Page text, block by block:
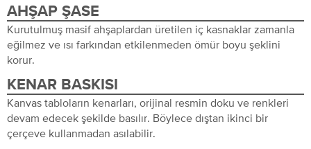
AHŞAP ŞASE
Kurutulmuş masif ahşaplardan üretilen iç kasnaklar zamanla
eğilmez ve ısı farkından etkilenmeden ömür boyu şeklini
korur.
KENAR BASKISI
Kanvas tabloların kenarları, orijinal resmin doku ve renkleri
devam edecek şekilde basılır. Böylece dıştan ikinci bir
çerçeve kullanmadan asılabilir.